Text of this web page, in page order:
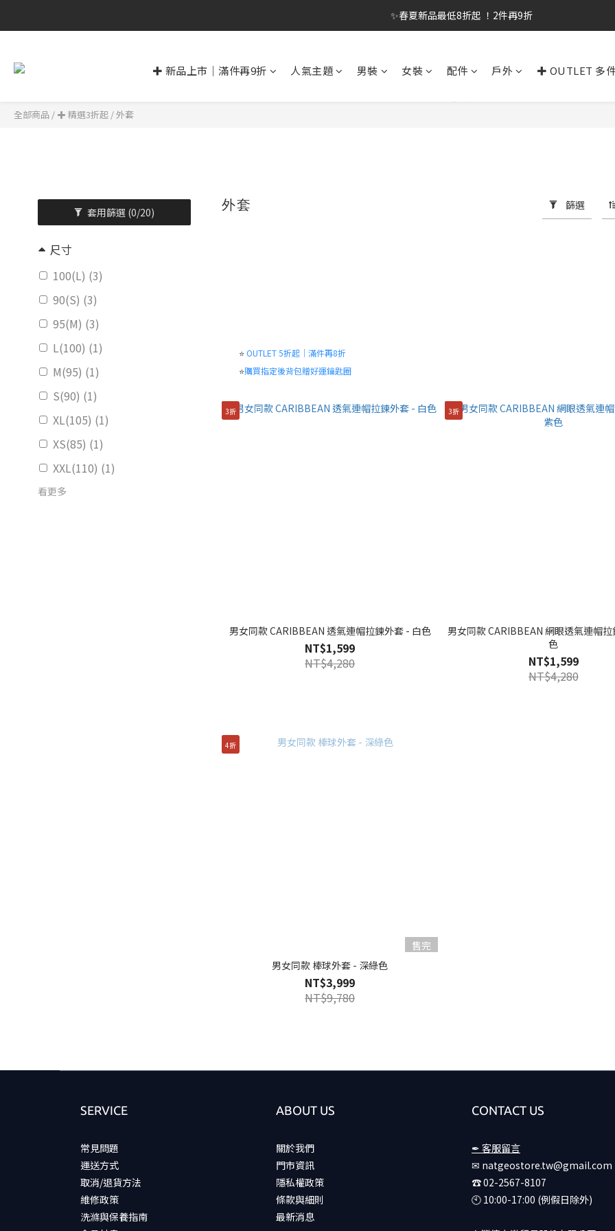
✨春夏新品最低8折起 ！2件再9折
✨春夏新品最低8折起 ！2件再9折
✨購買指定後背包送好運鑰匙圈 (贈完為止)
✚ 新品上市｜滿件再9折 人氣主題 男裝 女裝 配件 戶外 ✚ OUTLET 多
全部商品 / ✚ 精選3折起 /外套
套用篩選 (0/20)
尺寸
100(L) (3)
90(S) (3)
95(M) (3)
L(100) (1)
M(95) (1)
S(90) (1)
XL(105) (1)
XS(85) (1)
XXL(110) (1)
看更多
外套 篩選
⭐OUTLET 5折起｜滿件再8折
⭐購買指定後背包贈好運鑰匙圈
3折
男女同款 CARIBBEAN 透氣連帽拉鍊外套 - 白色
NT$1,599
NT$4,280
3折
男女同款 CARIBBEAN 網眼透氣連帽
色
NT$1,599
NT$4,280
4折
售完
男女同款 棒球外套 - 深綠色
NT$3,999
NT$9,780
SERVICE
常見問題
運送方式
取消/退貨方法
維修政策
洗滌與保養指南
ABOUT US
關於我們
門市資訊
隱私權政策
條款與細則
最新消息
CONTACT US
✒ 客服留言
✉ natgeostore.tw@gmail.com
☎︎ 02-2567-8107
🕙︎ 10:00-17:00 (例假日除外)